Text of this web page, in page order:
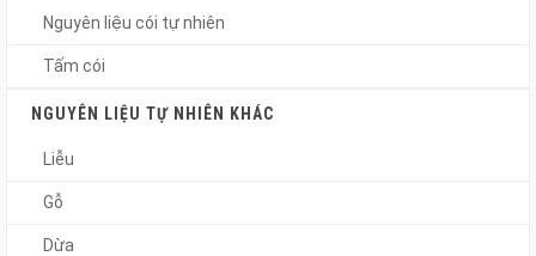
Nguyên liệu cói tự nhiên
Tấm cói
NGUYÊN LIỆU TỰ NHIÊN KHÁC
Liễu
Gỗ
Dừa